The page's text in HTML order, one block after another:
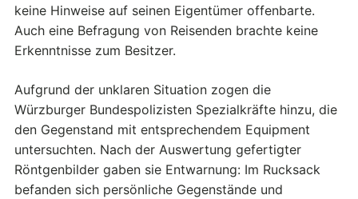
keine Hinweise auf seinen Eigentümer offenbarte.
Auch eine Befragung von Reisenden brachte keine
Erkenntnisse zum Besitzer.
Aufgrund der unklaren Situation zogen die
Würzburger Bundespolizisten Spezialkräfte hinzu, die
den Gegenstand mit entsprechendem Equipment
untersuchten. Nach der Auswertung gefertigter
Röntgenbilder gaben sie Entwarnung: Im Rucksack
befanden sich persönliche Gegenstände und